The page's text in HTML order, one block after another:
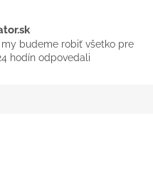
my budeme robiť všetko pre
hodín odpovedali